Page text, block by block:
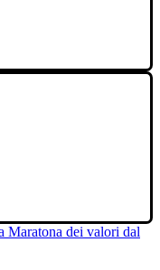
Maratona dei valori dal